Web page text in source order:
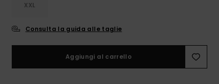
XXL
Consulta la guida alle taglie
Aggiungi al carrello